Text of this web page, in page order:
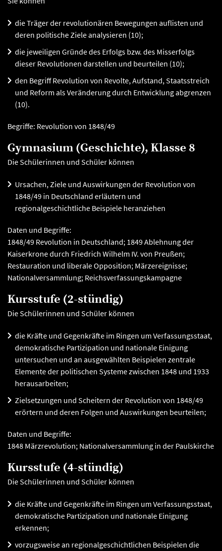
die Träger der revolutionären Bewegungen auflisten und
deren politische Ziele analysieren (10);
die jeweiligen Gründe des Erfolgs bzw. des Misserfolgs
dieser Revolutionen darstellen und beurteilen (10);
den Begriff Revolution von Revolte, Aufstand, Staatsstreich
und Reform als Veränderung durch Entwicklung abgrenzen
(10).
Begriffe: Revolution von 1848/49
Gymnasium (Geschichte), Klasse 8
Die Schülerinnen und Schüler können
Ursachen, Ziele und Auswirkungen der Revolution von
1848/49 in Deutschland erläutern und
regionalgeschichtliche Beispiele heranziehen
Daten und Begriffe:
1848/49 Revolution in Deutschland; 1849 Ablehnung der
Kaiserkrone durch Friedrich Wilhelm IV. von Preußen;
Restauration und liberale Opposition; Märzereignisse;
Nationalversammlung; Reichsverfassungskampagne
Kursstufe (2-stündig)
Die Schülerinnen und Schüler können
die Kräfte und Gegenkräfte im Ringen um Verfassungsstaat,
demokratische Partizipation und nationale Einigung
untersuchen und an ausgewählten Beispielen zentrale
Elemente der politischen Systeme zwischen 1848 und 1933
herausarbeiten;
Zielsetzungen und Scheitern der Revolution von 1848/49
erörtern und deren Folgen und Auswirkungen beurteilen;
Daten und Begriffe:
1848 Märzrevolution; Nationalversammlung in der Paulskirche
Kursstufe (4-stündig)
Die Schülerinnen und Schüler können
die Kräfte und Gegenkräfte im Ringen um Verfassungsstaat,
demokratische Partizipation und nationale Einigung
erkennen;
vorzugsweise an regionalgeschichtlichen Beispielen die